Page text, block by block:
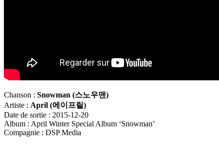
Chanson : Snowman (스노우맨)
Artiste : April (에이프릴)
Date de sortie : 2015-12-20
Album : April Winter Special Album ‘Snowman’
Compagnie : DSP Media